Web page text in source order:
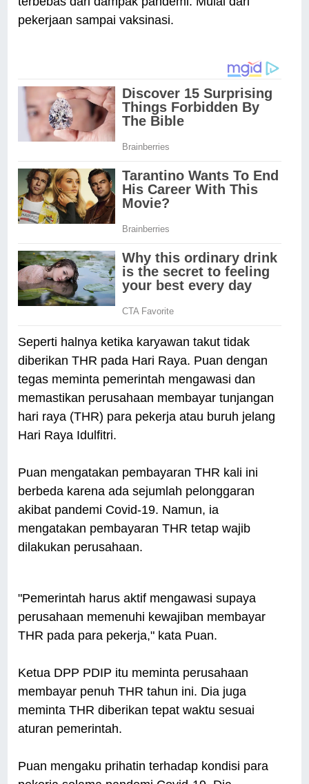
pekerjaan sampai vaksinasi.
Seperti halnya ketika karyawan takut tidak
diberikan THR pada Hari Raya. Puan dengan
tegas meminta pemerintah mengawasi dan
memastikan perusahaan membayar tunjangan
hari raya (THR) para pekerja atau buruh jelang
Hari Raya Idulfitri.
Puan mengatakan pembayaran THR kali ini
berbeda karena ada sejumlah pelonggaran
akibat pandemi Covid-19. Namun, ia
mengatakan pembayaran THR tetap wajib
dilakukan perusahaan.
"Pemerintah harus aktif mengawasi supaya
perusahaan memenuhi kewajiban membayar
THR pada para pekerja," kata Puan.
Ketua DPP PDIP itu meminta perusahaan
membayar penuh THR tahun ini. Dia juga
meminta THR diberikan tepat waktu sesuai
aturan pemerintah.
Puan mengaku prihatin terhadap kondisi para